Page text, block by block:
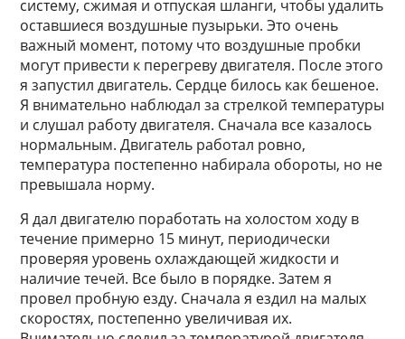
систему, сжимая и отпуская шланги, чтобы удалить
оставшиеся воздушные пузырьки. Это очень
важный момент, потому что воздушные пробки
могут привести к перегреву двигателя. После этого
я запустил двигатель. Сердце билось как бешеное.
Я внимательно наблюдал за стрелкой температуры
и слушал работу двигателя. Сначала все казалось
нормальным. Двигатель работал ровно,
температура постепенно набирала обороты, но не
превышала норму.
Я дал двигателю поработать на холостом ходу в
течение примерно 15 минут, периодически
проверяя уровень охлаждающей жидкости и
наличие течей. Все было в порядке. Затем я
провел пробную езду. Сначала я ездил на малых
скоростях, постепенно увеличивая их.